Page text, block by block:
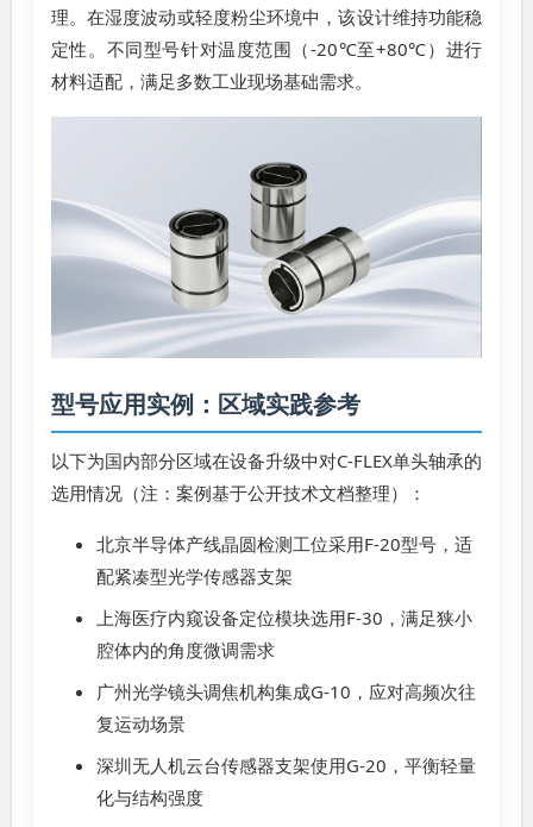
理。在湿度波动或轻度粉尘环境中，该设计维持功能稳
定性。不同型号针对温度范围（-20℃至+80℃）进行
材料适配，满足多数工业现场基础需求。
型号应用实例：区域实践参考
以下为国内部分区域在设备升级中对C-FLEX单头轴承的
选用情况（注：案例基于公开技术文档整理）：
北京半导体产线晶圆检测工位采用F-20型号，适
配紧凑型光学传感器支架
上海医疗内窥设备定位模块选用F-30，满足狭小
腔体内的角度微调需求
广州光学镜头调焦机构集成G-10，应对高频次往
复运动场景
深圳无人机云台传感器支架使用G-20，平衡轻量
化与结构强度